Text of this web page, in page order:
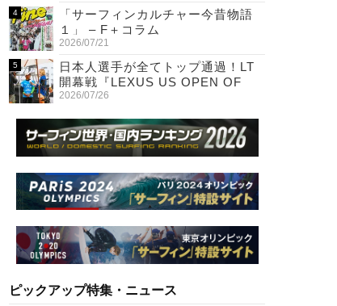
「サーフィンカルチャー今昔物語
１」 – F＋コラム
2026/07/21
日本人選手が全てトップ通過！LT
開幕戦『LEXUS US OPEN OF
SURFING』初日
2026/07/26
ピックアップ特集・ニュース